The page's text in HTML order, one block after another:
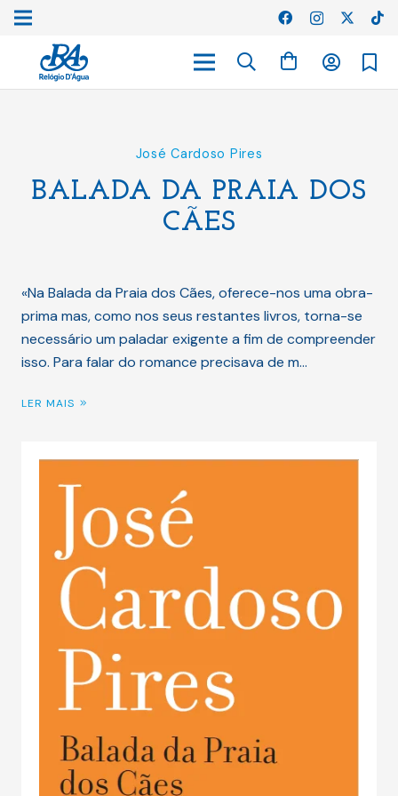
José Cardoso Pires
BALADA DA PRAIA DOS
CÃES
«Na Balada da Praia dos Cães, oferece-nos uma obra-
prima mas, como nos seus restantes livros, torna-se
necessário um paladar exigente a fim de compreender
isso. Para falar do romance precisava de m…
LER MAIS